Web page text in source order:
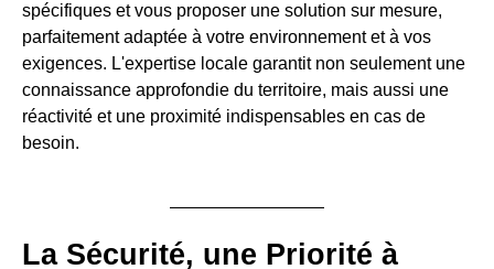
spécifiques et vous proposer une solution sur mesure,
parfaitement adaptée à votre environnement et à vos
exigences. L'expertise locale garantit non seulement une
connaissance approfondie du territoire, mais aussi une
réactivité et une proximité indispensables en cas de
besoin.
La Sécurité, une Priorité à